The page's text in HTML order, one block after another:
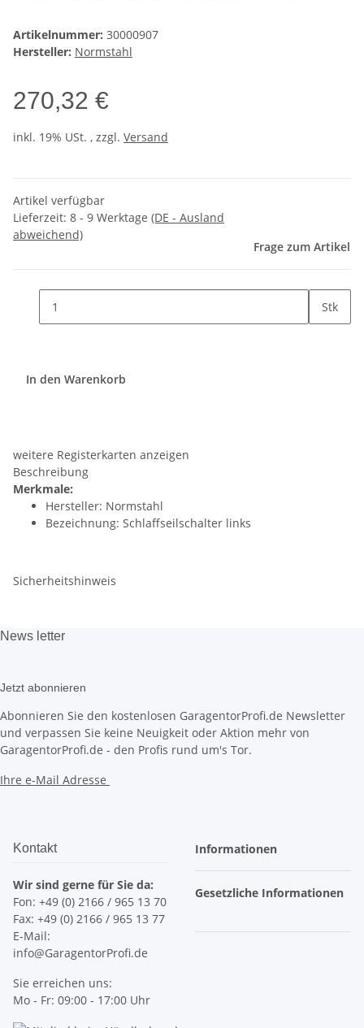
Artikelnummer: 30000907
Hersteller: Normstahl
270,32 €
inkl. 19% USt. , zzgl. Versand
Artikel verfügbar
Lieferzeit: 8 - 9 Werktage (DE - Ausland
abweichend)
Frage zum Artikel
Stk
In den Warenkorb
weitere Registerkarten anzeigen
Beschreibung
Merkmale:
Hersteller: Normstahl
Bezeichnung: Schlaffseilschalter links
Sicherheitshinweis
News letter
Jetzt abonnieren
Abonnieren Sie den kostenlosen GaragentorProfi.de Newsletter
und verpassen Sie keine Neuigkeit oder Aktion mehr von
GaragentorProfi.de - den Profis rund um's Tor.
Ihre e-Mail Adresse
Kontakt
Wir sind gerne für Sie da:
Fon: +49 (0) 2166 / 965 13 70
Fax: +49 (0) 2166 / 965 13 77
E-Mail:
info@GaragentorProfi.de
Sie erreichen uns:
Mo - Fr: 09:00 - 17:00 Uhr
Informationen
Gesetzliche Informationen